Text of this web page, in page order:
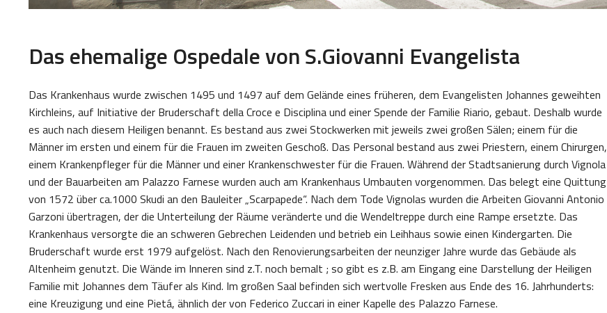
Das ehemalige Ospedale von S.Giovanni Evangelista
Das Krankenhaus wurde zwischen 1495 und 1497 auf dem Gelände eines früheren, dem Evangelisten Johannes geweihten
Kirchleins, auf Initiative der Bruderschaft della Croce e Disciplina und einer Spende der Familie Riario, gebaut. Deshalb wurde
es auch nach diesem Heiligen benannt. Es bestand aus zwei Stockwerken mit jeweils zwei großen Sälen; einem für die
Männer im ersten und einem für die Frauen im zweiten Geschoß. Das Personal bestand aus zwei Priestern, einem Chirurgen,
einem Krankenpfleger für die Männer und einer Krankenschwester für die Frauen. Während der Stadtsanierung durch Vignola
und der Bauarbeiten am Palazzo Farnese wurden auch am Krankenhaus Umbauten vorgenommen. Das belegt eine Quittung
von 1572 über ca.1000 Skudi an den Bauleiter „Scarpapede“. Nach dem Tode Vignolas wurden die Arbeiten Giovanni Antonio
Garzoni übertragen, der die Unterteilung der Räume veränderte und die Wendeltreppe durch eine Rampe ersetzte. Das
Krankenhaus versorgte die an schweren Gebrechen Leidenden und betrieb ein Leihhaus sowie einen Kindergarten. Die
Bruderschaft wurde erst 1979 aufgelöst. Nach den Renovierungsarbeiten der neunziger Jahre wurde das Gebäude als
Altenheim genutzt. Die Wände im Inneren sind z.T. noch bemalt ; so gibt es z.B. am Eingang eine Darstellung der Heiligen
Familie mit Johannes dem Täufer als Kind. Im großen Saal befinden sich wertvolle Fresken aus Ende des 16. Jahrhunderts:
eine Kreuzigung und eine Pietá, ähnlich der von Federico Zuccari in einer Kapelle des Palazzo Farnese.